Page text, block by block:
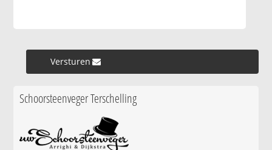
Versturen »
Schoorsteenveger Terschelling